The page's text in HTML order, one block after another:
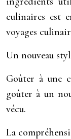
culinaires est
voyages
Un nouveau
Goûter à une
goûter à un
vécu.
La